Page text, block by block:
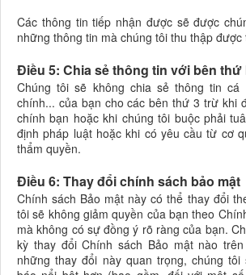
Các thông tin tiếp nhận được sẽ được
những thông tin mà chúng tôi thu thập
Điều 5: Chia sẻ thông tin với bên thứ
Chúng tôi sẽ không chia sẻ thông tin cá
chính... của bạn cho các bên thứ 3 trừ khi
chính bạn hoặc khi chúng tôi buộc phải
định pháp luật hoặc khi có yêu cầu từ cơ
thẩm quyền.
Điều 6: Thay đổi chính sách bảo mật
Chính sách Bảo mật này có thể thay đổi
tôi sẽ không giảm quyền của bạn theo
mà không có sự đồng ý rõ ràng của bạn.
kỳ thay đổi Chính sách Bảo mật nào
những thay đổi này quan trọng, chúng tôi